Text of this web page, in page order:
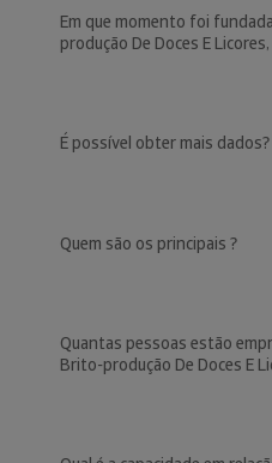
Em que momento foi
produção De Doces E
É possível obter mais dados?
Quem são os principais ?
Quantas pessoas estão
Brito-produção De Doces E